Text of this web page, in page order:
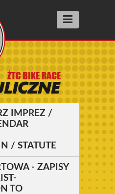
racing
RACE
street running
IMPREZ /
/ STATUTE
- ZAPISY
TO